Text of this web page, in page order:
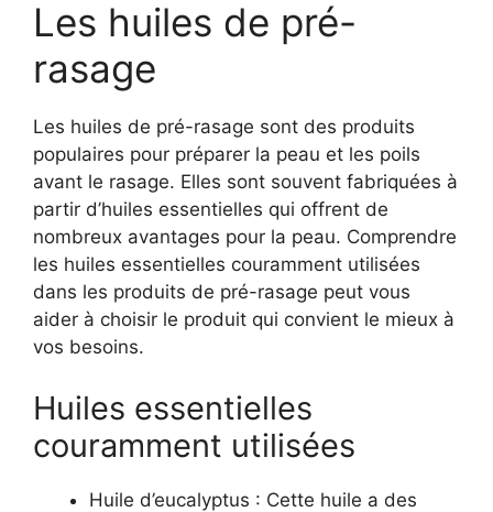
Les huiles de pré-
rasage
Les huiles de pré-rasage sont des produits
populaires pour préparer la peau et les poils
avant le rasage. Elles sont souvent fabriquées à
partir d’huiles essentielles qui offrent de
nombreux avantages pour la peau. Comprendre
les huiles essentielles couramment utilisées
dans les produits de pré-rasage peut vous
aider à choisir le produit qui convient le mieux à
vos besoins.
Huiles essentielles
couramment utilisées
Huile d’eucalyptus : Cette huile a des